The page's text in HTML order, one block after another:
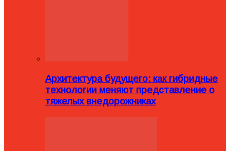
Архитектура будущего: как гибридные
технологии меняют представление о
тяжелых внедорожниках